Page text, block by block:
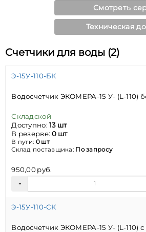
Смотреть
Техническая
Счетчики для воды (2)
Э-15У-110-БК
Водосчетчик ЭКОМЕРА-15 У- (L-110)
Складской
Доступно:13 шт
В резерве:0 шт
В пути: 0 шт
Склад поставщика: По запросу
950,00 руб.
Э-15У-110-СК
Водосчетчик ЭКОМЕРА-15 У- (L-110)